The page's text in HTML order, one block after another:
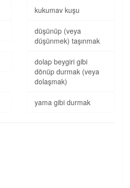
kukumav kuşu
düşünüp (veya
düşünmek) taşınmak
dolap beygiri gibi
dönüp durmak (veya
dolaşmak)
yama gibi durmak